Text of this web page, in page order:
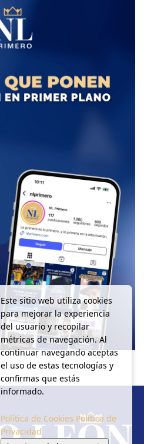
Este sitio web utiliza cookies
para mejorar la experiencia
del usuario y recopilar
métricas de navegación. Al
continuar navegando aceptas
el uso de estas tecnologías y
confirmas que estás
informado.
Política de Cookies Política de
Privacidad